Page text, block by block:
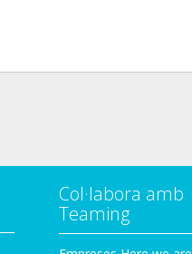
Col·labora amb
Teaming